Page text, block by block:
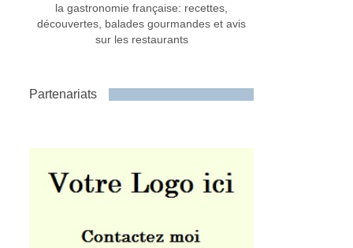
la gastronomie française: recettes,
découvertes, balades gourmandes et avis
sur les restaurants
Partenariats